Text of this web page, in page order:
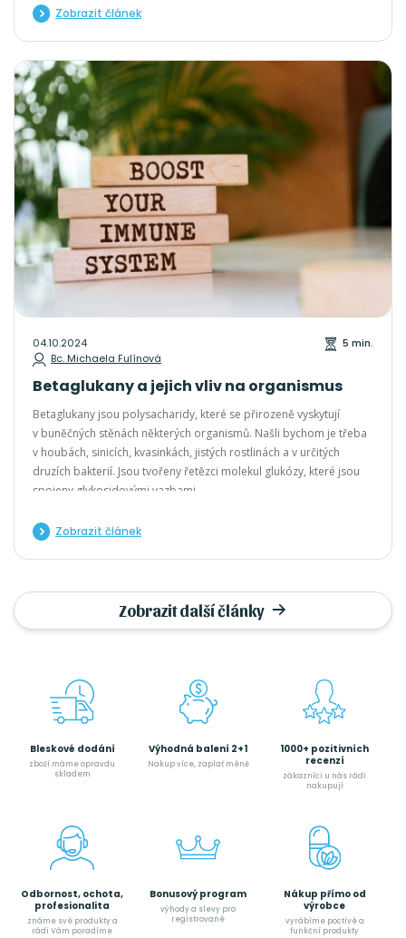
proteinů a peptidů a jejich biologické vlastnosti jsou dány jejich
Zobrazit článek
04.10.2024
Bc. Michaela Fulínová
5 min.
Betaglukany a jejich vliv na organismus
Betaglukany jsou polysacharidy, které se přirozeně vyskytují
v buněčných stěnách některých organismů. Našli bychom je třeba
v houbách, sinicích, kvasinkách, jistých rostlinách a v určitých
druzích bakterií. Jsou tvořeny řetězci molekul glukózy, které jsou
spojeny glykosidovými vazbami.
Zobrazit článek
Zobrazit další články
Bleskové dodání
zboží máme opravdu
skladem
Výhodná balení 2+1
Nakup více, zaplať méně
1000+ pozitivních
recenzí
zákazníci u nás rádi
nakupují
Odbornost, ochota,
profesionalita
známe své produkty a
rádi Vám poradíme
Bonusový program
výhody a slevy pro
registrované
Nákup přímo od
výrobce
vyrábíme poctívé a
funkční produkty